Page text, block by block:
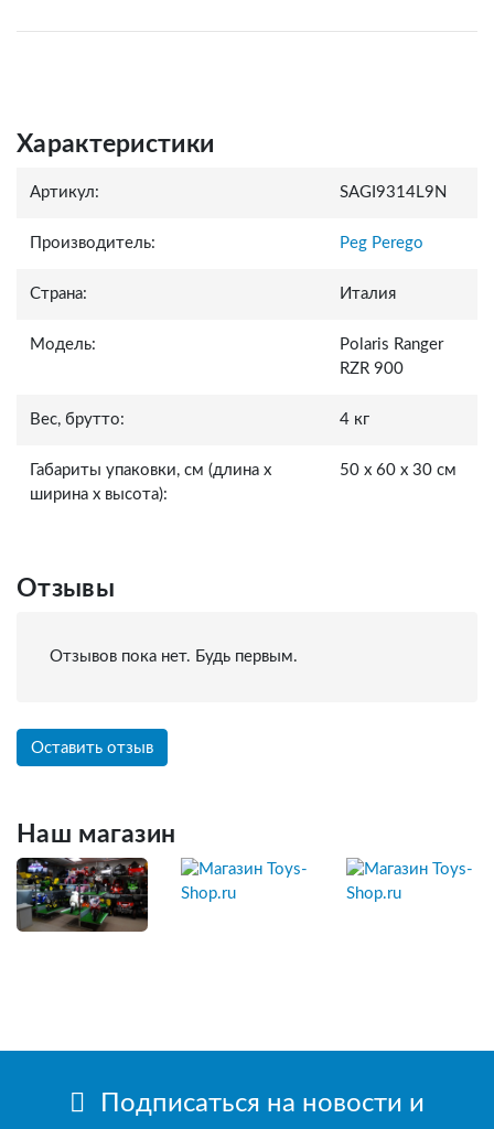
Характеристики
Артикул: SAGI9314L9N
Производитель: Peg Perego
Страна: Италия
Модель:
Polaris Ranger
RZR 900
Вес, брутто: 4 кг
Габариты упаковки, см (длина x
ширина x высота):
50 х 60 х 30 см
Отзывы
Отзывов пока нет. Будь первым.
Оставить отзыв
Наш магазин
Подписаться на новости и